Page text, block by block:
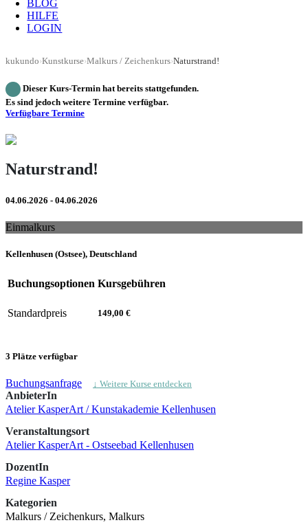
BLOG
HILFE
LOGIN
kukundo›Kunstkurse›Malkurs / Zeichenkurs›Naturstrand!
Dieser Kurs-Termin hat bereits stattgefunden.
Es sind jedoch weitere Termine verfügbar.
Verfügbare Termine
Naturstrand!
04.06.2026 - 04.06.2026
Einmalkurs
Kellenhusen (Ostsee), Deutschland
Buchungsoptionen Kursgebühren
Standardpreis 149,00 €
3 Plätze verfügbar
Buchungsanfrage ↓ Weitere Kurse entdecken
AnbieterIn
Atelier KasperArt / Kunstakademie Kellenhusen
Veranstaltungsort
Atelier KasperArt - Ostseebad Kellenhusen
DozentIn
Regine Kasper
Kategorien
Malkurs / Zeichenkurs, Malkurs